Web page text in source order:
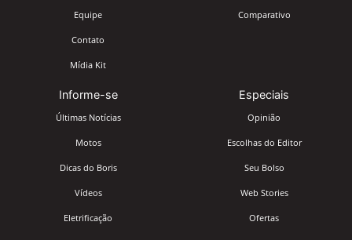
Equipe
Contato
Mídia Kit
Comparativo
Informe-se
Últimas Notícias
Motos
Dicas do Boris
Vídeos
Eletrificação
Especiais
Opinião
Escolhas do Editor
Seu Bolso
Web Stories
Ofertas